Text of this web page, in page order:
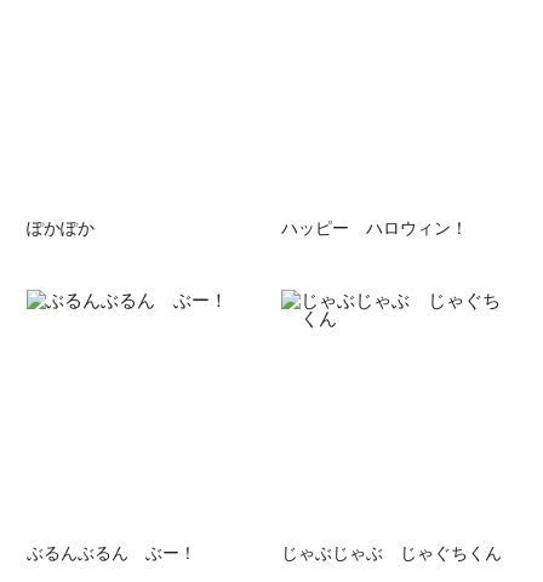
ぽかぽか ハッピー ハロウィン！
ぶるんぶるん ぶー！ じゃぶじゃぶ じゃぐちくん